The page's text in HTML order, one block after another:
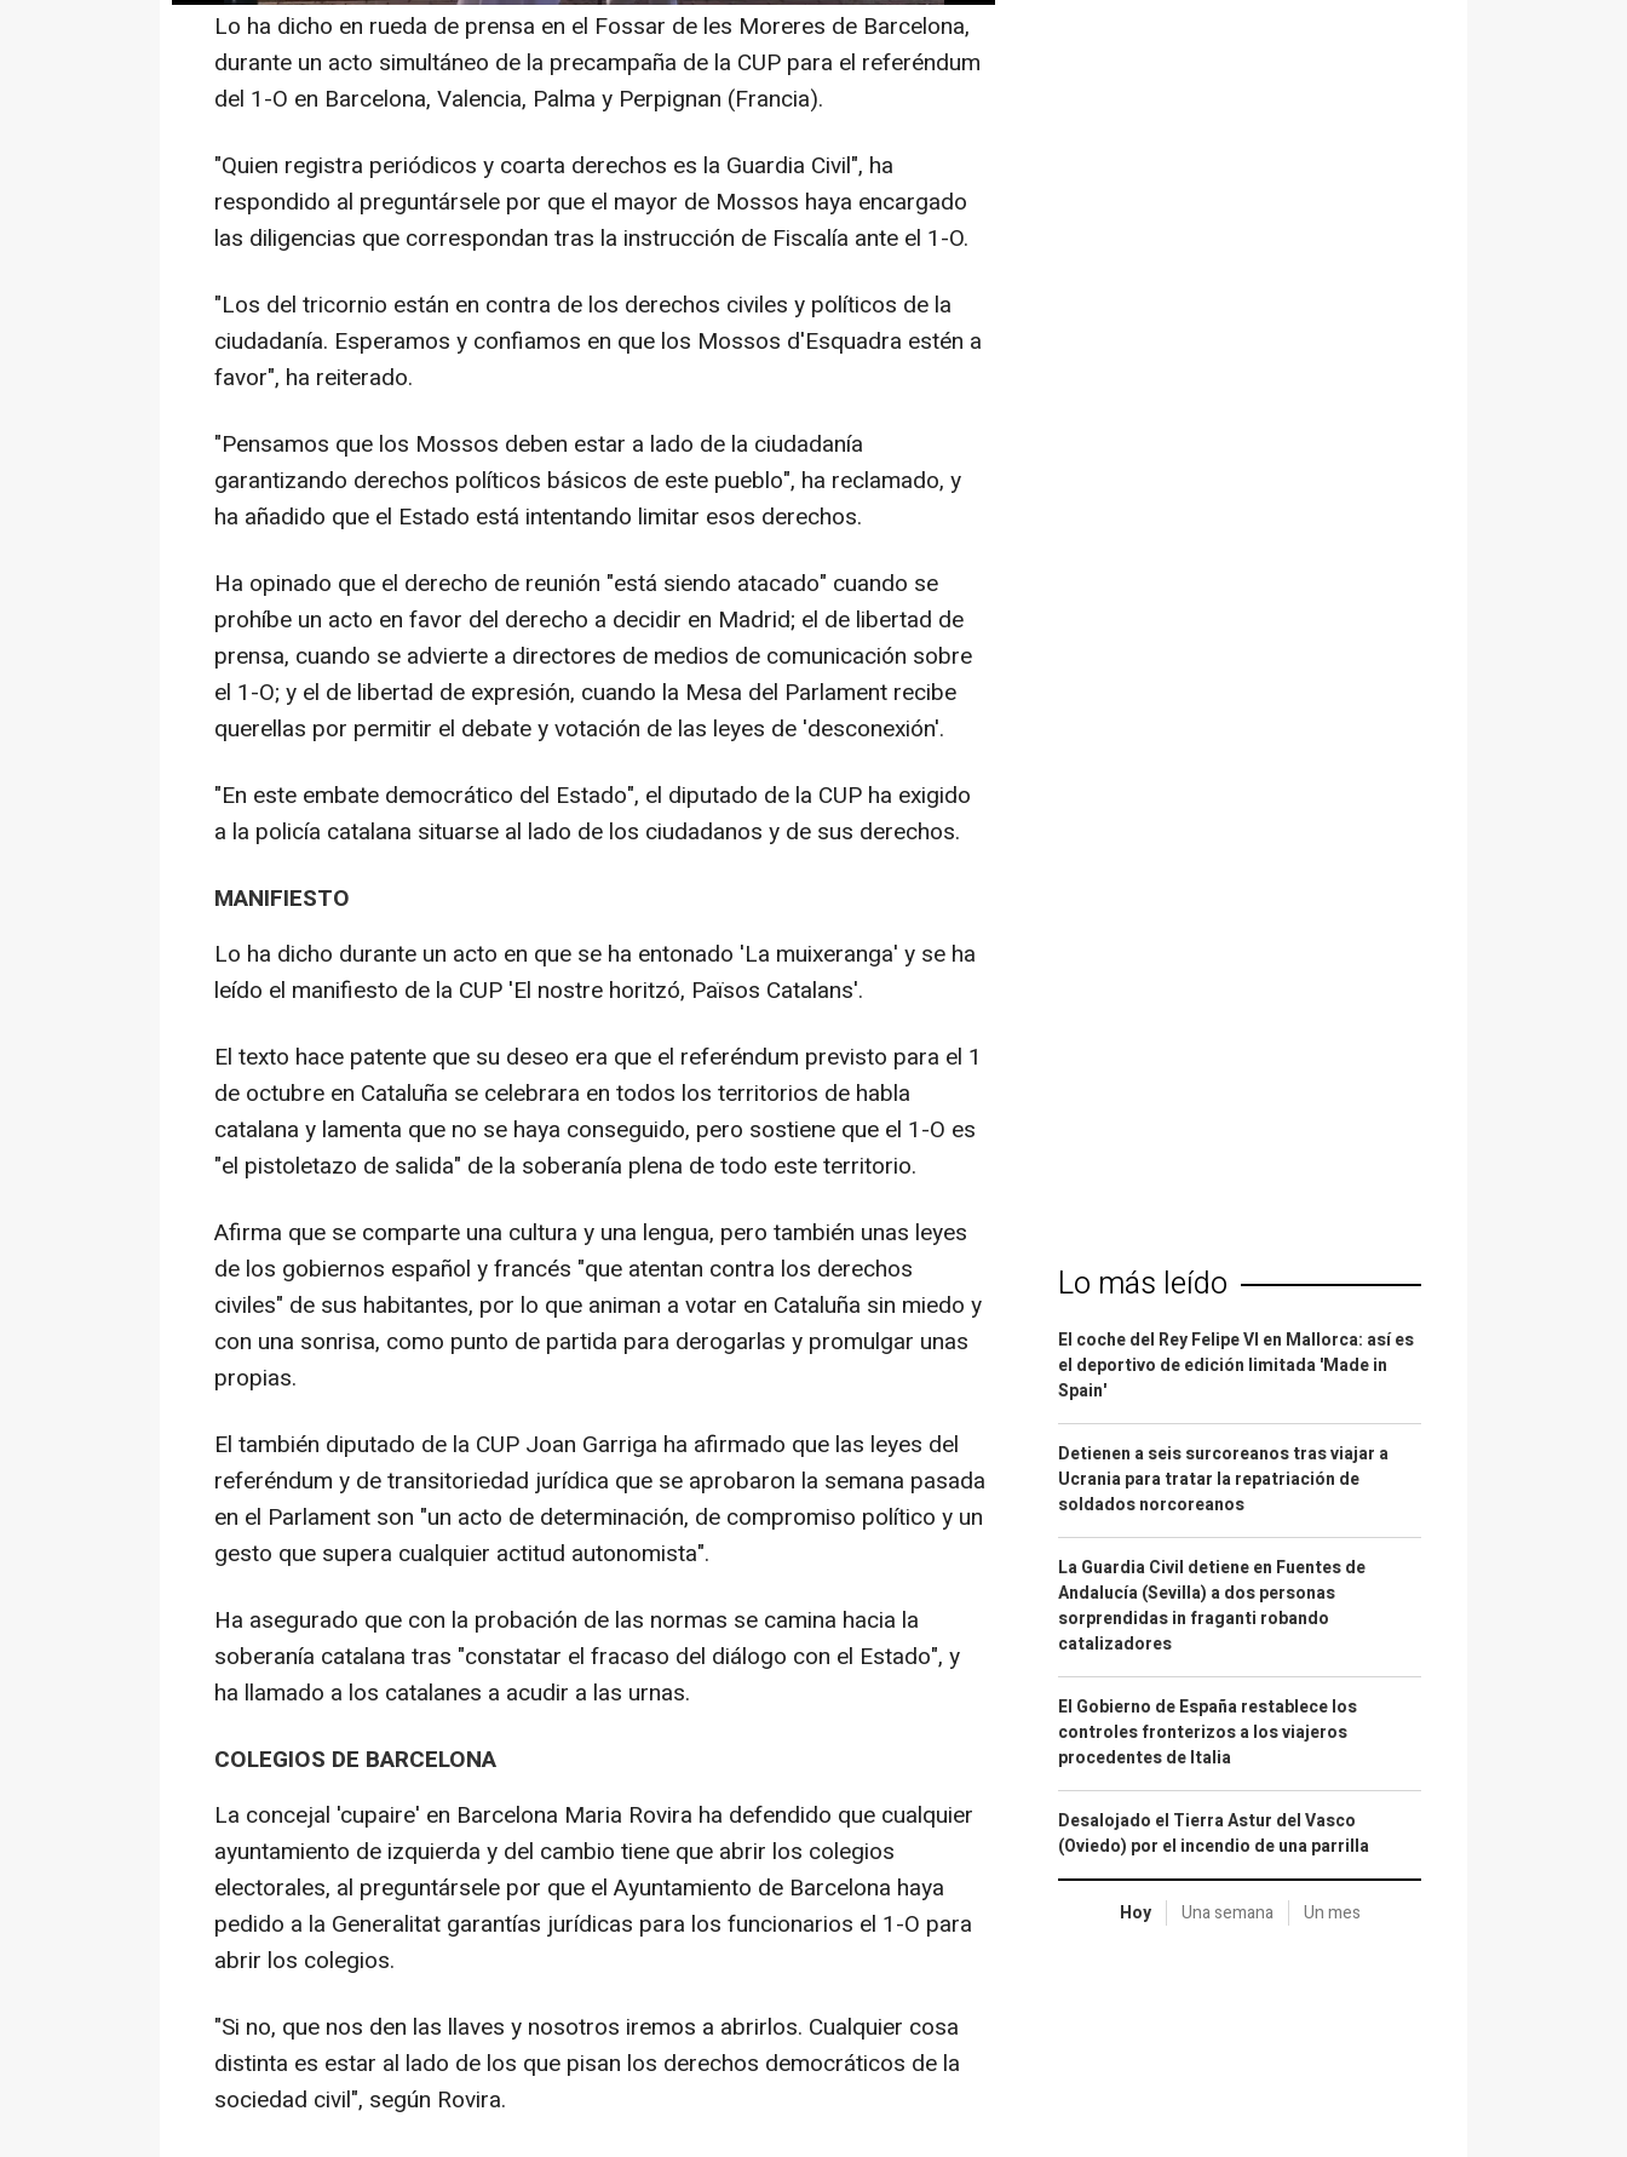
Lo ha dicho en rueda de prensa en el Fossar de les Moreres de Barcelona,
durante un acto simultáneo de la precampaña de la CUP para el referéndum
del 1-O en Barcelona, Valencia, Palma y Perpignan (Francia).
"Quien registra periódicos y coarta derechos es la Guardia Civil", ha
respondido al preguntársele por que el mayor de Mossos haya encargado
las diligencias que correspondan tras la instrucción de Fiscalía ante el 1-O.
"Los del tricornio están en contra de los derechos civiles y políticos de la
ciudadanía. Esperamos y confiamos en que los Mossos d'Esquadra estén a
favor", ha reiterado.
"Pensamos que los Mossos deben estar a lado de la ciudadanía
garantizando derechos políticos básicos de este pueblo", ha reclamado, y
ha añadido que el Estado está intentando limitar esos derechos.
Ha opinado que el derecho de reunión "está siendo atacado" cuando se
prohíbe un acto en favor del derecho a decidir en Madrid; el de libertad de
prensa, cuando se advierte a directores de medios de comunicación sobre
el 1-O; y el de libertad de expresión, cuando la Mesa del Parlament recibe
querellas por permitir el debate y votación de las leyes de 'desconexión'.
"En este embate democrático del Estado", el diputado de la CUP ha exigido
a la policía catalana situarse al lado de los ciudadanos y de sus derechos.
MANIFIESTO
Lo ha dicho durante un acto en que se ha entonado 'La muixeranga' y se ha
leído el manifiesto de la CUP 'El nostre horitzó, Països Catalans'.
El texto hace patente que su deseo era que el referéndum previsto para el 1
de octubre en Cataluña se celebrara en todos los territorios de habla
catalana y lamenta que no se haya conseguido, pero sostiene que el 1-O es
"el pistoletazo de salida" de la soberanía plena de todo este territorio.
Afirma que se comparte una cultura y una lengua, pero también unas leyes
de los gobiernos español y francés "que atentan contra los derechos
civiles" de sus habitantes, por lo que animan a votar en Cataluña sin miedo y
con una sonrisa, como punto de partida para derogarlas y promulgar unas
propias.
El también diputado de la CUP Joan Garriga ha afirmado que las leyes del
referéndum y de transitoriedad jurídica que se aprobaron la semana pasada
en el Parlament son "un acto de determinación, de compromiso político y un
gesto que supera cualquier actitud autonomista".
Ha asegurado que con la probación de las normas se camina hacia la
soberanía catalana tras "constatar el fracaso del diálogo con el Estado", y
ha llamado a los catalanes a acudir a las urnas.
COLEGIOS DE BARCELONA
La concejal 'cupaire' en Barcelona Maria Rovira ha defendido que cualquier
ayuntamiento de izquierda y del cambio tiene que abrir los colegios
electorales, al preguntársele por que el Ayuntamiento de Barcelona haya
pedido a la Generalitat garantías jurídicas para los funcionarios el 1-O para
abrir los colegios.
"Si no, que nos den las llaves y nosotros iremos a abrirlos. Cualquier cosa
distinta es estar al lado de los que pisan los derechos democráticos de la
sociedad civil", según Rovira.
Lo más leído
El coche del Rey Felipe VI en Mallorca: así es
el deportivo de edición limitada 'Made in
Spain'
Detienen a seis surcoreanos tras viajar a
Ucrania para tratar la repatriación de
soldados norcoreanos
La Guardia Civil detiene en Fuentes de
Andalucía (Sevilla) a dos personas
sorprendidas in fraganti robando
catalizadores
El Gobierno de España restablece los
controles fronterizos a los viajeros
procedentes de Italia
Desalojado el Tierra Astur del Vasco
(Oviedo) por el incendio de una parrilla
Hoy Una semana Un mes